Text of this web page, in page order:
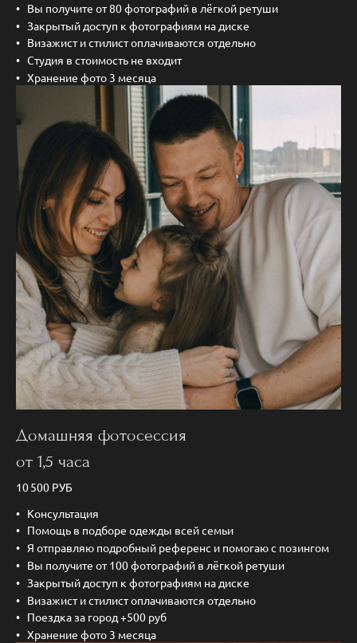
Вы получите от 80 фотографий в лёгкой ретуши
Закрытый доступ к фотографиям на диске
Визажист и стилист оплачиваются отдельно
Студия в стоимость не входит
Хранение фото 3 месяца
Домашняя фотосессия
от 1,5 часа
10 500 РУБ
Консультация
Помощь в подборе одежды всей семьи
Я отправляю подробный референс и помогаю с позингом
Вы получите от 100 фотографий в лёгкой ретуши
Закрытый доступ к фотографиям на диске
Визажист и стилист оплачиваются отдельно
Поездка за город +500 руб
Хранение фото 3 месяца